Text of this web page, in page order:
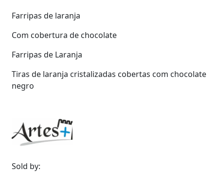
Farripas de laranja
Com cobertura de chocolate
Farripas de Laranja
Tiras de laranja cristalizadas cobertas com chocolate
negro
Sold by: